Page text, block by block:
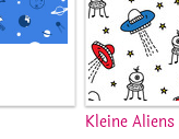
Kleine Aliens